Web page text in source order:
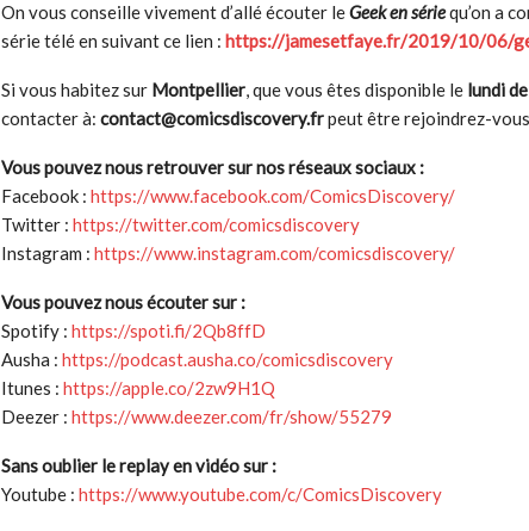
On vous conseille vivement d’allé écouter leGeek en sériequ’on a
série télé en suivant ce lien :https://jamesetfaye.fr/2019/10/06/
Si vous habitez sur Montpellier, que vous êtes disponible le lundi
contacter à:contact@comicsdiscovery.frpeut être rejoindrez-
Vous pouvez nous retrouver sur nos réseaux sociaux :
Facebook :https://www.facebook.com/ComicsDiscovery/
Twitter :https://twitter.com/comicsdiscovery
Instagram :https://www.instagram.com/comicsdiscovery/
Vous pouvez nous écouter sur :
Spotify :https://spoti.fi/2Qb8ffD
Ausha :https://podcast.ausha.co/comicsdiscovery
Itunes :https://apple.co/2zw9H1Q
Deezer :https://www.deezer.com/fr/show/55279
Sans oublier le replay en vidéo sur :
Youtube :https://www.youtube.com/c/ComicsDiscovery